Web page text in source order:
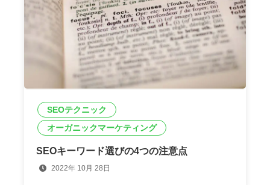
SEOテクニック
オーガニックマーケティング
SEOキーワード選びの4つの注意点
2022年 10月 28日